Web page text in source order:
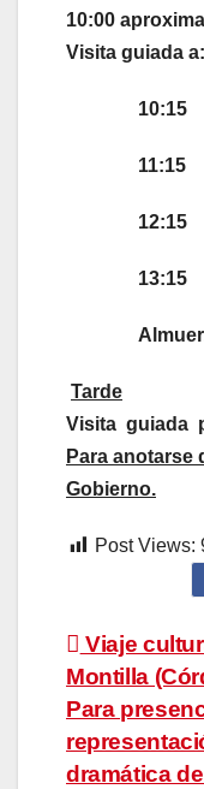
10:00
Visita guiada a:
10:15
11:15
12:15
13:15
Tarde
Visita guiada
Para anotarse
Gobierno.
Post Views:
de
Viaje
Montilla
Para
dramática